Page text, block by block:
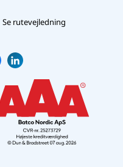
Se rutevejledning